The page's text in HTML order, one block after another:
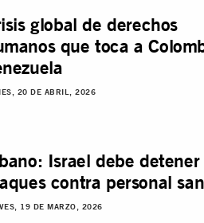
global de derechos
que toca a
20 DE ABRIL, 2026
Israel debe detener
contra personal
19 DE MARZO, 2026